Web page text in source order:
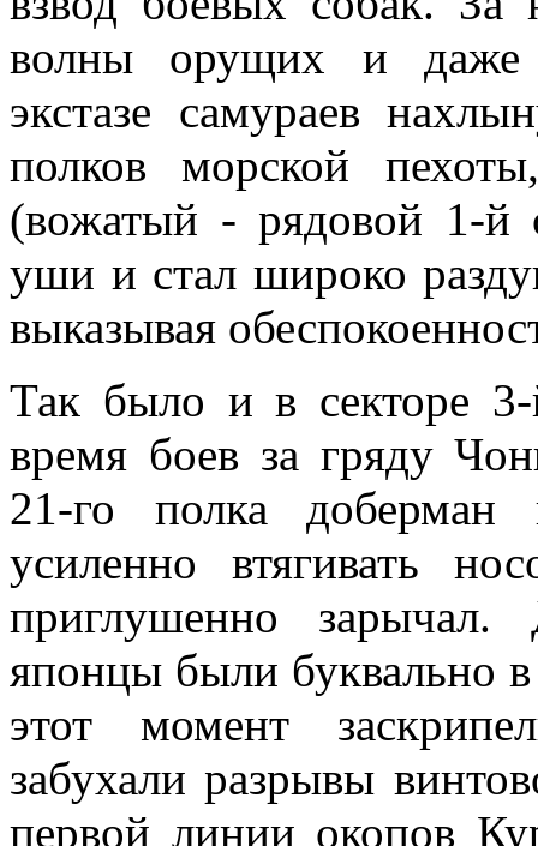
волны орущих и даже
экстазе самураев
полков морской
(вожатый - рядовой 1-й
уши и стал широко
выказывая
Так было и в секторе
время боев за гряду
21-го полка
усиленно втягивать
приглушенно зарычал.
японцы были буквально
этот момент
забухали разрывы
первой линии окопов